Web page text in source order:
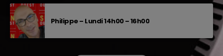
Philippe – Lundi 14h00 – 16h00